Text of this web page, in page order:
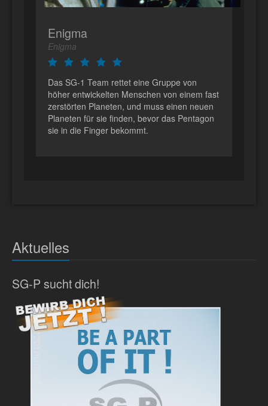
Enigma
Enigma
Das SG-1 Team rettet eine Gruppe von
höher entwickelten Menschen von einem fast
zerstörten Planeten, und muss einen neuen
Planeten für sie finden, bevor das Pentagon
sie in die Finger bekommt.
Aktuelles
SG-P sucht dich!